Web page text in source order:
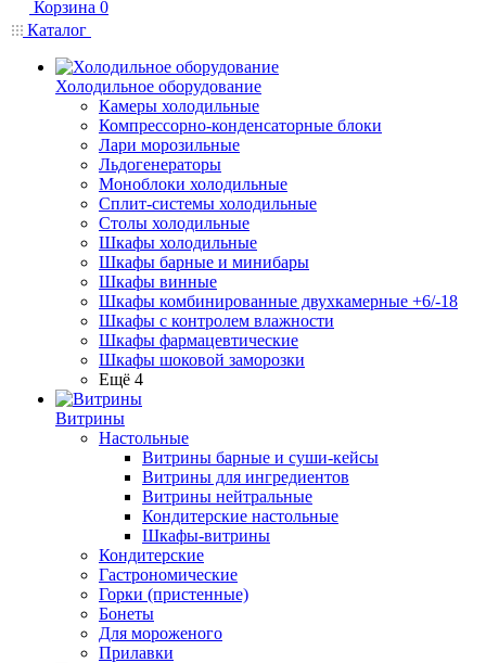
Корзина 0
Каталог
Холодильное оборудование
Камеры холодильные
Компрессорно-конденсаторные блоки
Лари морозильные
Льдогенераторы
Моноблоки холодильные
Сплит-системы холодильные
Столы холодильные
Шкафы холодильные
Шкафы барные и минибары
Шкафы винные
Шкафы комбинированные двухкамерные +6/-18
Шкафы с контролем влажности
Шкафы фармацевтические
Шкафы шоковой заморозки
Ещё 4
Витрины
Настольные
Витрины барные и суши-кейсы
Витрины для ингредиентов
Витрины нейтральные
Кондитерские настольные
Шкафы-витрины
Кондитерские
Гастрономические
Горки (пристенные)
Бонеты
Для мороженого
Прилавки